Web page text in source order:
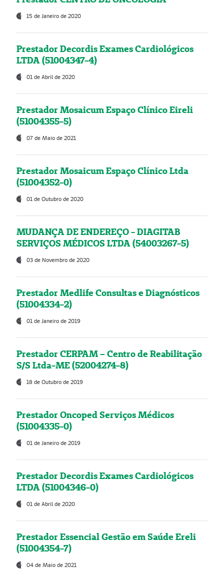
15 de Janeiro de 2020
Prestador Decordis Exames Cardiológicos
LTDA (51004347-4)
01 de Abril de 2020
Prestador Mosaicum Espaço Clínico Eireli
(51004355-5)
07 de Maio de 2021
Prestador Mosaicum Espaço Clínico Ltda
(51004352-0)
01 de Outubro de 2020
MUDANÇA DE ENDEREÇO - DIAGITAB
SERVIÇOS MÉDICOS LTDA (54003267-5)
03 de Novembro de 2020
Prestador Medlife Consultas e Diagnósticos
(51004334-2)
01 de Janeiro de 2019
Prestador CERPAM – Centro de Reabilitação
S/S Ltda-ME (52004274-8)
18 de Outubro de 2019
Prestador Oncoped Serviços Médicos
(51004335-0)
01 de Janeiro de 2019
Prestador Decordis Exames Cardiológicos
LTDA (51004346-0)
01 de Abril de 2020
Prestador Essencial Gestão em Saúde Ereli
(51004354-7)
04 de Maio de 2021